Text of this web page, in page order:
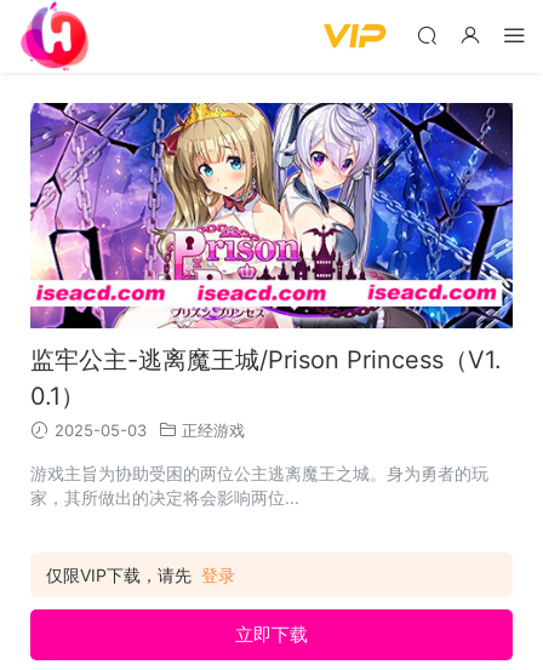
监牢公主-逃离魔王城/Prison Princess（V1.
0.1）
2025-05-03 正经游戏
游戏主旨为协助受困的两位公主逃离魔王之城。身为勇者的玩
家，其所做出的决定将会影响两位...
仅限VIP下载，请先 登录
立即下载